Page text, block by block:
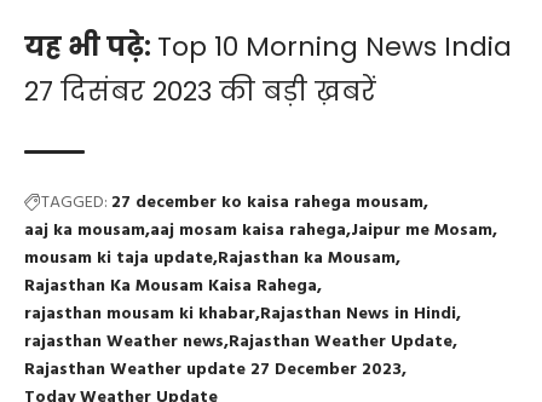
यह भी पढ़े: Top 10 Morning News India
27 दिसंबर 2023 की बड़ी ख़बरें
TAGGED: 27 december ko kaisa rahega mousam
aaj ka mousam aaj mosam kaisa rahega Jaipur me Mosam
mousam ki taja update Rajasthan ka Mousam
Rajasthan Ka Mousam Kaisa Rahega
rajasthan mousam ki khabar Rajasthan News in Hindi
rajasthan Weather news Rajasthan Weather Update
Rajasthan Weather update 27 December 2023